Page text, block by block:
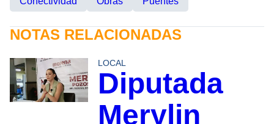
NOTAS RELACIONADAS
LOCAL
Diputada
Merylin